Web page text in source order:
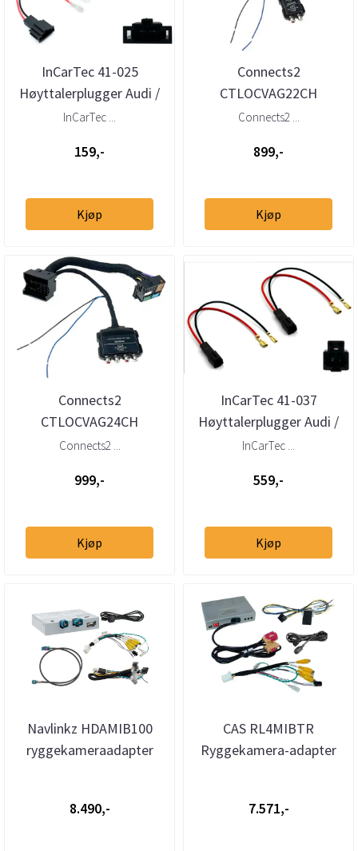
InCarTec 41-025
Høyttalerplugger Audi /
Porsche / Seat (2002 →)
InCarTec ...
159,-
Kjøp
Connects2
CTLOCVAG22CH
Plug&Play Høy-lav nivå
Connects2 ...
899,-
Kjøp
Connects2
CTLOCVAG24CH
Plug&Play Høy-lav nivå
Connects2 ...
999,-
Kjøp
InCarTec 41-037
Høyttalerplugger Audi /
Tesla (2008 →)
InCarTec ...
559,-
Kjøp
Navlinkz HDAMIB100
ryggekameraadapter
8.490,-
CAS RL4MIBTR
Ryggekamera-adapter
7.571,-